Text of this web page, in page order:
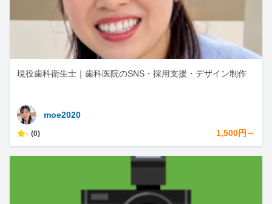
現役歯科衛生士｜歯科医院のSNS・採用支援・デザイン制作
moe2020
- (0) 1,500円～